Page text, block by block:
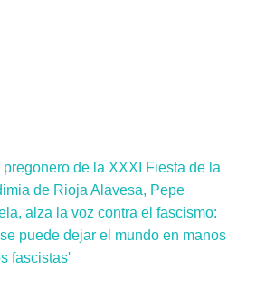
pregonero de la XXXI Fiesta de la
de Rioja Alavesa, Pepe
alza la voz contra el fascismo:
puede dejar el mundo en manos
fascistas'